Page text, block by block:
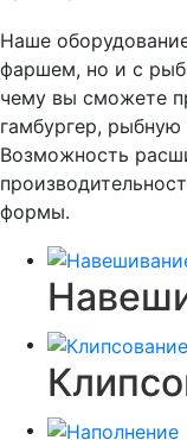
Наше
фаршем, но и с
чему вы сможете
гамбургер,
Возможность
формы.